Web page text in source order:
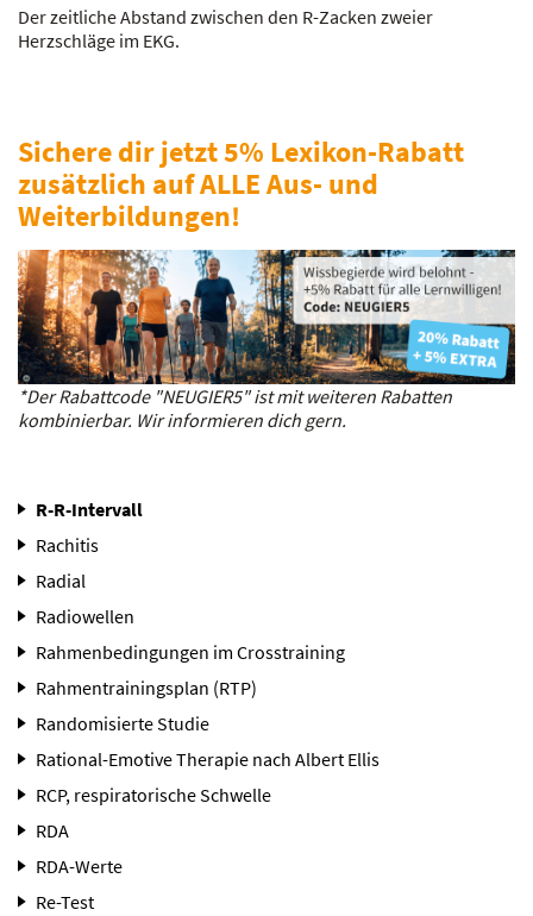
Der zeitliche Abstand zwischen den R-Zacken zweier
Herzschläge im EKG.
Sichere dir jetzt 5% Lexikon-Rabatt
zusätzlich auf ALLE Aus- und
Weiterbildungen!
*Der Rabattcode "NEUGIER5" ist mit weiteren Rabatten
kombinierbar. Wir informieren dich gern.
R-R-Intervall
Rachitis
Radial
Radiowellen
Rahmenbedingungen im Crosstraining
Rahmentrainingsplan (RTP)
Randomisierte Studie
Rational-Emotive Therapie nach Albert Ellis
RCP, respiratorische Schwelle
RDA
RDA-Werte
Re-Test